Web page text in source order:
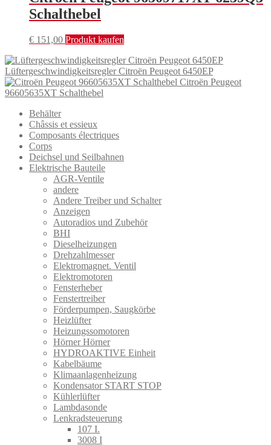
Schalthebel
€ 151,00 Produkt kaufen
Lüftergeschwindigkeitsregler Citroën Peugeot 6450EP
Citroën Peugeot
96605635XT Schalthebel
Behälter
Châssis et essieux
Composants électriques
Corps
Deichsel und Seilbahnen
Elektrische Bauteile
AGR-Ventile
andere
Andere Treiber und Schalter
Anzeigen
Autoradios und Zubehör
BHI
Dieselheizungen
Drehzahlmesser
Elektromagnet. Ventil
Elektromotoren
Fensterheber
Fenstertreiber
Förderpumpen, Saugkörbe
Heizlüfter
Heizungssomotoren
Hörner Hörner
HYDROAKTIVE Einheit
Kabelbäume
Klimaanlagenheizung
Kondensator START STOP
Kühlerlüfter
Lambdasonde
Lenkradsteuerung
107 I.
3008 I